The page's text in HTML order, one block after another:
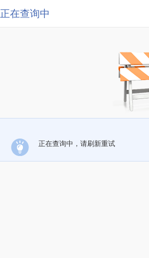
正在查询中
正在查询中，请刷新重试